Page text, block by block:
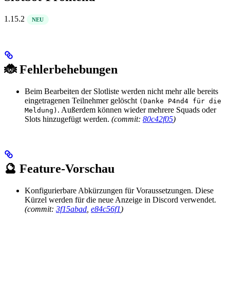
1.15.2 NEU
🐞 Fehlerbehebungen
Beim Bearbeiten der Slotliste werden nicht mehr alle bereits
eingetragenen Teilnehmer gelöscht (Danke P4nd4 für die
Meldung) . Außerdem können wieder mehrere Squads oder
Slots hinzugefügt werden. (commit: 80c42f05)
🔮 Feature-Vorschau
Konfigurierbare Abkürzungen für Voraussetzungen. Diese
Kürzel werden für die neue Anzeige in Discord verwendet.
(commit: 3f15abad e84c56f1)